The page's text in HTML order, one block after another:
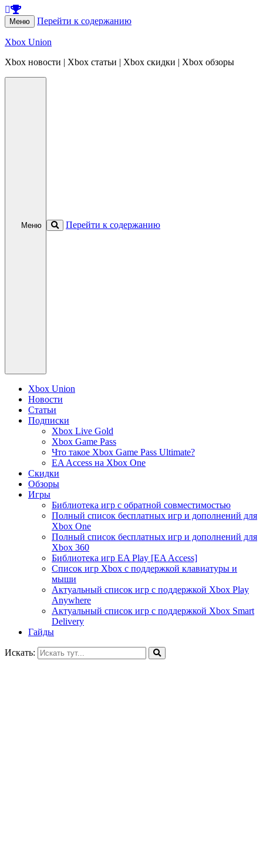
Меню Перейти к содержанию
Xbox Union
Xbox новости | Xbox статьи | Xbox скидки | Xbox обзоры
Меню Перейти к содержанию
Xbox Union
Новости
Статьи
Подписки
Xbox Live Gold
Xbox Game Pass
Что такое Xbox Game Pass Ultimate?
EA Access на Xbox One
Скидки
Обзоры
Игры
Библиотека игр с обратной совместимостью
Полный список бесплатных игр и дополнений для
Xbox One
Полный список бесплатных игр и дополнений для
Xbox 360
Библиотека игр EA Play [EA Access]
Список игр Xbox c поддержкой клавиатуры и
мыши
Актуальный список игр с поддержкой Xbox Play
Anywhere
Актуальный список игр с поддержкой Xbox Smart
Delivery
Гайды
Искать: